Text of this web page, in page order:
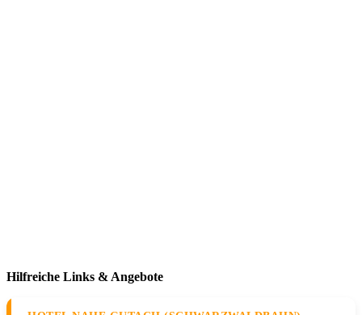
Hilfreiche Links & Angebote